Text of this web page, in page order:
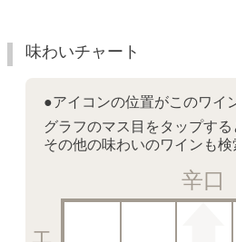
味わいチャート
●アイコンの位置がこのワイ
グラフのマス目をタップする
その他の味わいのワインも検
辛口